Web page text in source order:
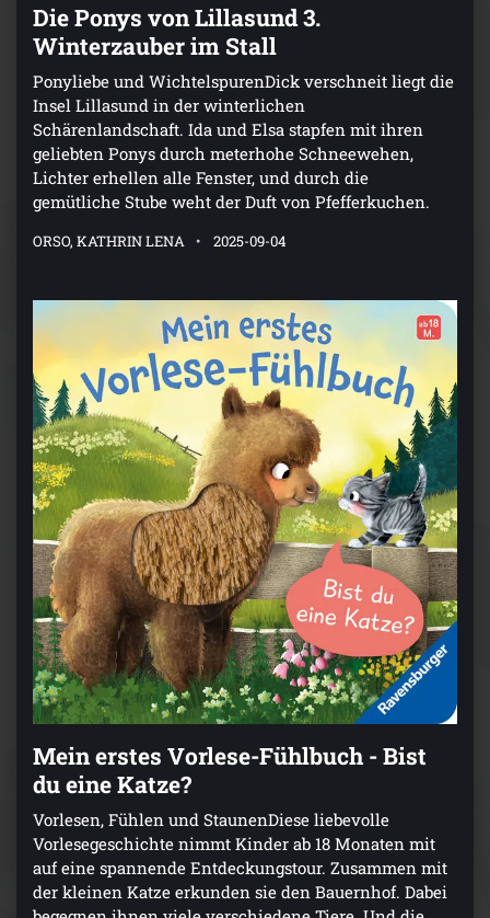
Die Ponys von Lillasund 3.
Winterzauber im Stall
Ponyliebe und WichtelspurenDick verschneit liegt die
Insel Lillasund in der winterlichen
Schärenlandschaft. Ida und Elsa stapfen mit ihren
geliebten Ponys durch meterhohe Schneewehen,
Lichter erhellen alle Fenster, und durch die
gemütliche Stube weht der Duft von Pfefferkuchen.
ORSO, KATHRIN LENA 2025-09-04
Mein erstes Vorlese-Fühlbuch - Bist
du eine Katze?
Vorlesen, Fühlen und StaunenDiese liebevolle
Vorlesegeschichte nimmt Kinder ab 18 Monaten mit
auf eine spannende Entdeckungstour. Zusammen mit
der kleinen Katze erkunden sie den Bauernhof. Dabei